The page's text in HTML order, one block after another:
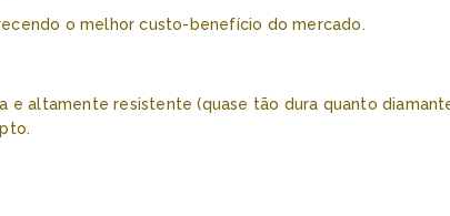
o melhor custo-benefício do mercado.
altamente resistente (quase tão dura quanto